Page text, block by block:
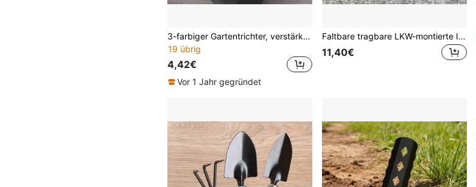
3-farbiger Gartentrichter, verstärkter Grabspaten, Terrassenspaten, Gartenpflanz- und Bodenlockerungswerkzeug, einfacher Spaten für Blumen, Gemüse, Sukkulenten, Haushaltsgerät, Plastikspaten
19 übrig
4,42€
Vor 1 Jahr gegründet
Faltbare tragbare LKW-montierte Ingenieur-Schaufel Campingzelt Outdoor-Schaufel Selbstverteidigung Überlebenswerkzeug Kompass Aufbewahrungstasche
11,40€